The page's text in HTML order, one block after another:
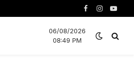
Facebook
Instagram
06/08/2026
08:49 PM